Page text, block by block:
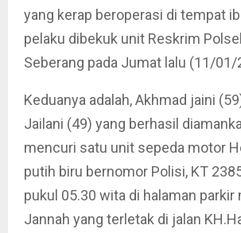
yang kerap beroperasi di tempat
pelaku dibekuk unit Reskrim
Seberang pada Jumat lalu (11/01/
Keduanya adalah, Akhmad jaini
Jailani (49) yang berhasil
mencuri satu unit sepeda motor
putih biru bernomor Polisi, KT
pukul 05.30 wita di halaman parkir
Jannah yang terletak di jalan